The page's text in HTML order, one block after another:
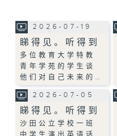
2026-07-19
睇得见。听得到
多位教育大学特教
青年学苑的学生谈
他们对自己未来的…
2026-07-05
睇得见。听得到
沙田公立学校一班
中学生演出英语话